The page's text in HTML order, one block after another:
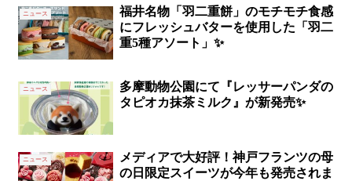
ニュース
福井名物「羽二重餅」のモチモチ食感
にフレッシュバターを使用した「羽二
重5種アソート」✨
ニュース
多摩動物公園にて『レッサーパンダの
タピオカ抹茶ミルク』が新発売✨
ニュース
メディアで大好評！神戸フランツの母
の日限定スイーツが今年も発売されま